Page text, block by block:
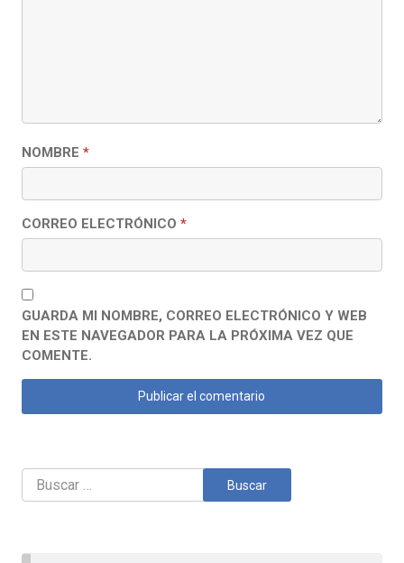
NOMBRE *
CORREO ELECTRÓNICO *
GUARDA MI NOMBRE, CORREO ELECTRÓNICO Y WEB
EN ESTE NAVEGADOR PARA LA PRÓXIMA VEZ QUE
COMENTE.
Buscar: